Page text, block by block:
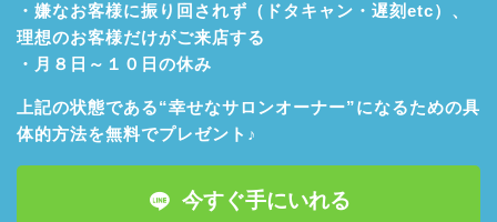
・嫌なお客様に振り回されず（ドタキャン・遅刻etc）、
理想のお客様だけがご来店する
・月８日～１０日の休み
上記の状態である“幸せなサロンオーナー”になるための具
体的方法を無料でプレゼント♪
今すぐ手にいれる